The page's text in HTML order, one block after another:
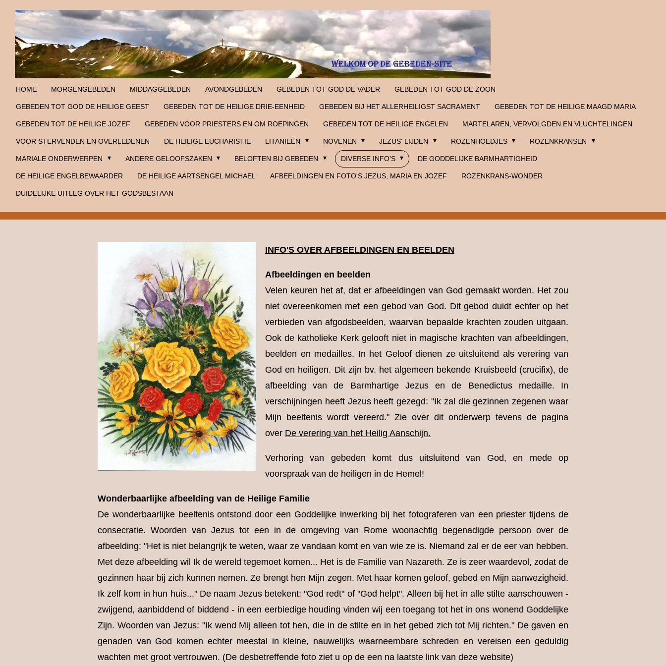
Ga
direct
naar
hoofdinhoud
HOME MORGENGEBEDEN MIDDAGGEBEDEN AVONDGEBEDEN GEBEDEN TOT GOD DE VADER GEBEDEN TOT GOD DE ZOON
GEBEDEN TOT GOD DE HEILIGE GEEST GEBEDEN TOT DE HEILIGE DRIE-EENHEID GEBEDEN BIJ HET ALLERHEILIGST SACRAMENT GEBEDEN TOT DE HEILIGE MAAGD MARIA
GEBEDEN TOT DE HEILIGE JOZEF GEBEDEN VOOR PRIESTERS EN OM ROEPINGEN GEBEDEN TOT DE HEILIGE ENGELEN MARTELAREN, VERVOLGDEN EN VLUCHTELINGEN
VOOR STERVENDEN EN OVERLEDENEN DE HEILIGE EUCHARISTIE LITANIEËN NOVENEN JEZUS' LIJDEN ROZENHOEDJES ROZENKRANSEN
MARIALE ONDERWERPEN ANDERE GELOOFSZAKEN BELOFTEN BIJ GEBEDEN DIVERSE INFO'S DE GODDELIJKE BARMHARTIGHEID
DE HEILIGE ENGELBEWAARDER DE HEILIGE AARTSENGEL MICHAEL AFBEELDINGEN EN FOTO'S JEZUS, MARIA EN JOZEF ROZENKRANS-WONDER
DUIDELIJKE UITLEG OVER HET GODSBESTAAN
INFO'S OVER AFBEELDINGEN EN BEELDEN
Afbeeldingen en beelden
Velen keuren het af, dat er afbeeldingen van God gemaakt worden. Het zou
niet overeenkomen met een gebod van God. Dit gebod duidt echter op het
verbieden van afgodsbeelden, waarvan bepaalde krachten zouden uitgaan.
Ook de katholieke Kerk gelooft niet in magische krachten van afbeeldingen,
beelden en medailles. In het Geloof dienen ze uitsluitend als verering van
God en heiligen. Dit zijn bv. het algemeen bekende Kruisbeeld (crucifix), de
afbeelding van de Barmhartige Jezus en de Benedictus medaille. In
verschijningen heeft Jezus heeft gezegd: "Ik zal die gezinnen zegenen waar
Mijn beeltenis wordt vereerd." Zie over dit onderwerp tevens de pagina
over De verering van het Heilig Aanschijn.
Verhoring van gebeden komt dus uitsluitend van God, en mede op
voorspraak van de heiligen in de Hemel!
Wonderbaarlijke afbeelding van de Heilige Familie
De wonderbaarlijke beeltenis ontstond door een Goddelijke inwerking bij het fotograferen van een priester tijdens de
consecratie. Woorden van Jezus tot een in de omgeving van Rome woonachtig begenadigde persoon over de
afbeelding: "Het is niet belangrijk te weten, waar ze vandaan komt en van wie ze is. Niemand zal er de eer van hebben.
Met deze afbeelding wil Ik de wereld tegemoet komen... Het is de Familie van Nazareth. Ze is zeer waardevol, zodat de
gezinnen haar bij zich kunnen nemen. Ze brengt hen Mijn zegen. Met haar komen geloof, gebed en Mijn aanwezigheid.
Ik zelf kom in hun huis..." De naam Jezus betekent: "God redt" of "God helpt". Alleen bij het in alle stilte aanschouwen -
zwijgend, aanbiddend of biddend - in een eerbiedige houding vinden wij een toegang tot het in ons wonend Goddelijke
Zijn. Woorden van Jezus: "Ik wend Mij alleen tot hen, die in de stilte en in het gebed zich tot Mij richten." De gaven en
genaden van God komen echter meestal in kleine, nauwelijks waarneembare schreden en vereisen een geduldig
wachten met groot vertrouwen. (De desbetreffende foto ziet u op de een na laatste link van deze website)